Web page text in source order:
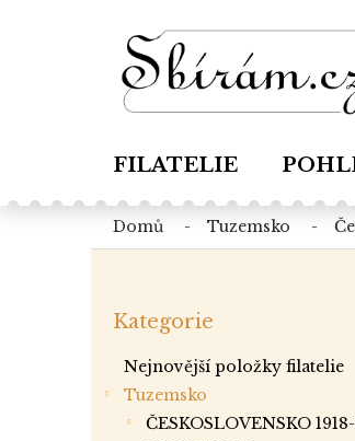
FILATELIE
domů tuzemsko
kategorie
Kategorie
Nejnovější položky filatelie
Tuzemsko
ČESKOSLOVENSKO